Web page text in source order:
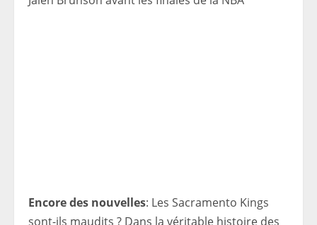
Encore des nouvelles: Les Sacramento Kings
sont-ils maudits ? Dans la véritable histoire des